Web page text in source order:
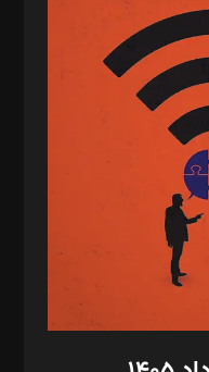
امان‌پور، سروش کرمیان،
فائزه فتحی
زاده